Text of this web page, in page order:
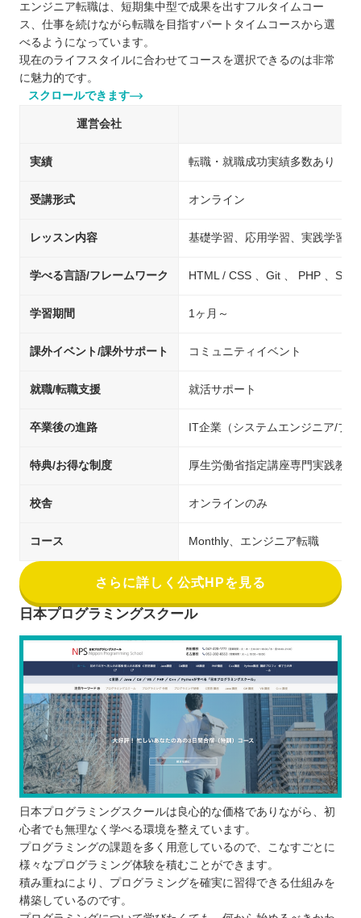
エンジニア転職は、短期集中型で成果を出すフルタイムコー
ス、仕事を続けながら転職を目指すパートタイムコースから選
べるようになっています。
現在のライフスタイルに合わせてコースを選択できるのは非常
に魅力的です。
スクロールできます
運営会社
実績 転職・就職成功実績多数あり
受講形式 オンライン
レッスン内容 基礎学習、応用学習、実践学習
学べる言語/フレームワーク HTML / CSS 、Git 、 PHP 、
学習期間 1ヶ月～
課外イベント/課外サポート コミュニティイベント
就職/転職支援 就活サポート
卒業後の進路 IT企業（システムエンジニア/プ
特典/お得な制度 厚生労働省指定講座専門実践教
校舎 オンラインのみ
コース Monthly、エンジニア転職
さらに詳しく公式HPを見る
日本プログラミングスクール
日本プログラミングスクールは良心的な価格でありながら、初
心者でも無理なく学べる環境を整えています。
プログラミングの課題を多く用意しているので、こなすごとに
様々なプログラミング体験を積むことができます。
積み重ねにより、プログラミングを確実に習得できる仕組みを
構築しているのです。